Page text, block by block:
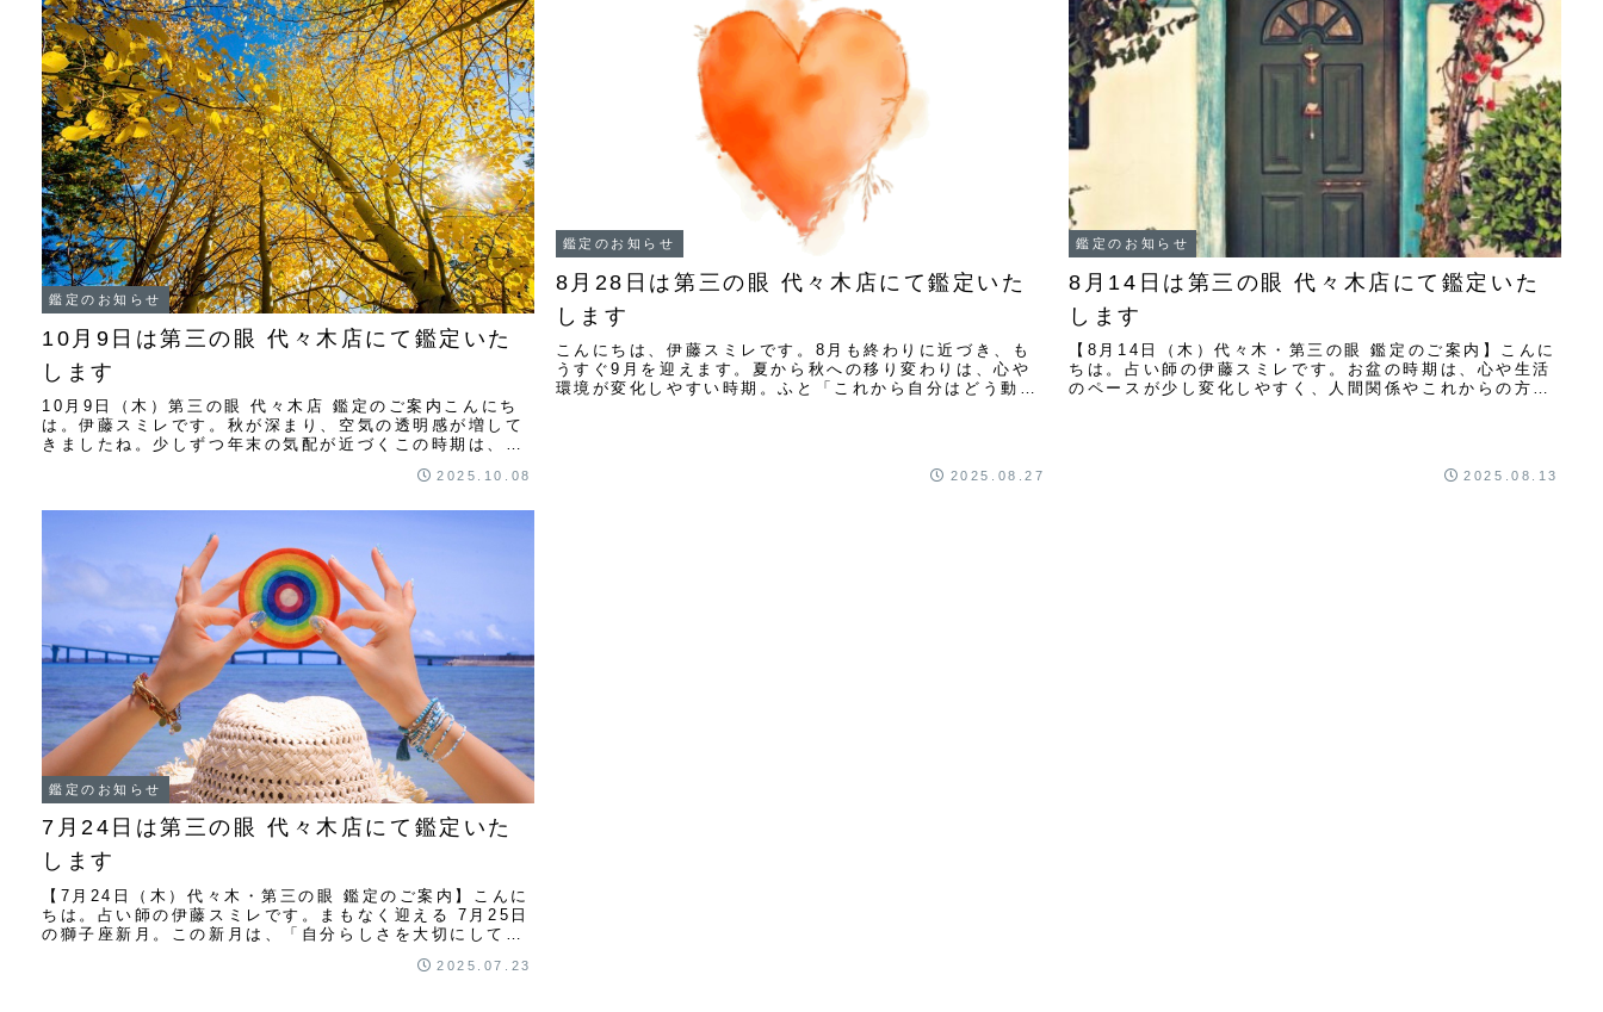
鑑定のお知らせ
10月9日は第三の眼 代々木店にて鑑定いた
します
10月9日（木）第三の眼 代々木店 鑑定のご案内こんにち
は。伊藤スミレです。秋が深まり、空気の透明感が増して
きましたね。少しずつ年末の気配が近づくこの時期は、
2025.10.08
鑑定のお知らせ
8月28日は第三の眼 代々木店にて鑑定いた
します
こんにちは、伊藤スミレです。8月も終わりに近づき、も
うすぐ9月を迎えます。夏から秋への移り変わりは、心や
環境が変化しやすい時期。ふと「これから自分はどう動け
2025.08.27
鑑定のお知らせ
8月14日は第三の眼 代々木店にて鑑定いた
します
【8月14日（木）代々木・第三の眼 鑑定のご案内】こんに
ちは。占い師の伊藤スミレです。お盆の時期は、心や生活
のペースが少し変化しやすく、人間関係やこれからの方向
2025.08.13
鑑定のお知らせ
7月24日は第三の眼 代々木店にて鑑定いた
します
【7月24日（木）代々木・第三の眼 鑑定のご案内】こんに
ちは。占い師の伊藤スミレです。まもなく迎える 7月25日
の獅子座新月。この新月は、「自分らしさを大切にして、
2025.07.23